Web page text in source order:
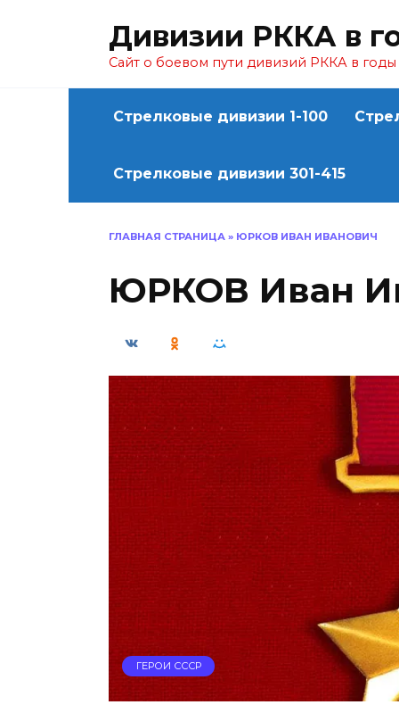
Дивизии РККА в
Сайт о боевом пути дивизий РККА в
Стрелковые дивизии 1-100
Стрелковые дивизии 301-415
ГЛАВНАЯ СТРАНИЦА » ЮРКОВ ИВАН ИВАНОВИЧ
ЮРКОВ Иван
ГЕРОИ СССР